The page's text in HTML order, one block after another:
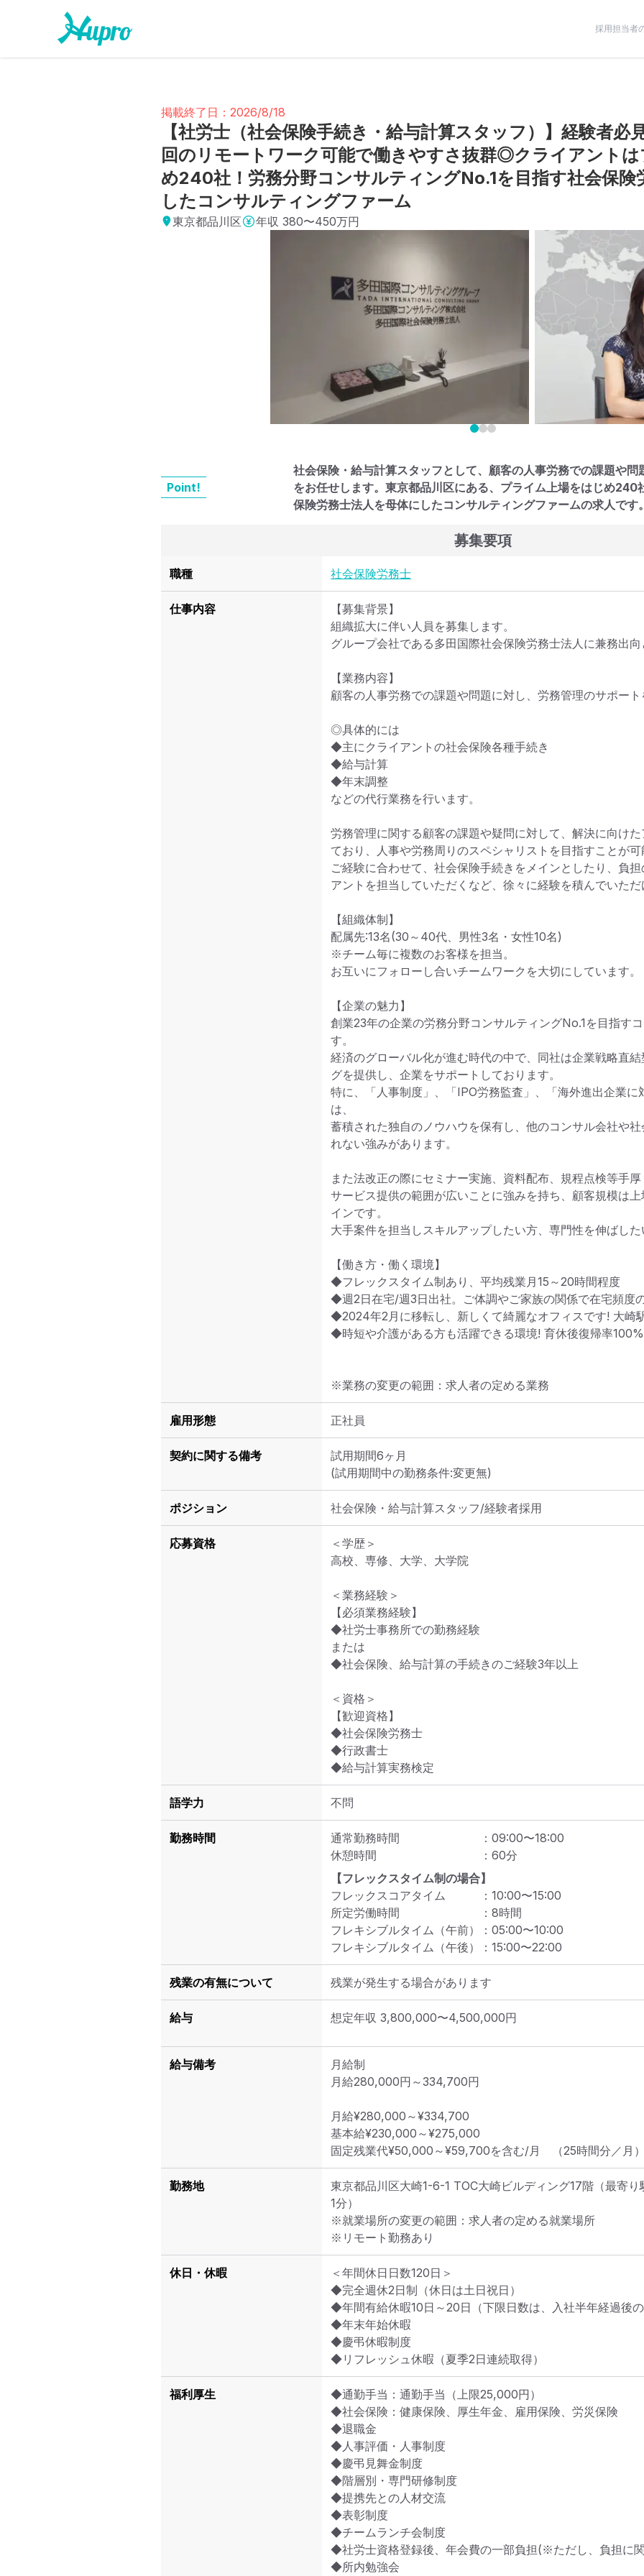
採用担当者
掲載終了日：2026/8/18
【社労士（社会保険手続き・給与計算スタッフ）】経験者必
回のリモートワーク可能で働きやすさ抜群◎クライアント
め240社！労務分野コンサルティングNo.1を目指す社会保険
したコンサルティングファーム
東京都品川区 年収 380〜450万円
Point!
社会保険・給与計算スタッフとして、顧客の人事労務での課題や問
をお任せします。東京都品川区にある、プライム上場をはじめ240
保険労務士法人を母体にしたコンサルティングファームの求人です。
募集要項
職種 社会保険労務士
仕事内容
【募集背景】
組織拡大に伴い人員を募集します。
グループ会社である多田国際社会保険労務士法人に兼務出向
【業務内容】
顧客の人事労務での課題や問題に対し、労務管理のサポート
◎具体的には
◆主にクライアントの社会保険各種手続き
◆給与計算
◆年末調整
などの代行業務を行います。
労務管理に関する顧客の課題や疑問に対して、解決に向け
ており、人事や労務周りのスペシャリストを目指すことが可
ご経験に合わせて、社会保険手続きをメインとしたり、負
アントを担当していただくなど、徐々に経験を積んでいただ
【組織体制】
配属先:13名(30～40代、男性3名・女性10名)
※チーム毎に複数のお客様を担当。
お互いにフォローし合いチームワークを大切にしています。
【企業の魅力】
創業23年の企業の労務分野コンサルティングNo.1を目指す
す。
経済のグローバル化が進む時代の中で、同社は企業戦略直
グを提供し、企業をサポートしております。
特に、「人事制度」、「IPO労務監査」、「海外進出企業に
は、
蓄積された独自のノウハウを保有し、他のコンサル会社や
れない強みがあります。
また法改正の際にセミナー実施、資料配布、規程点検等手厚
サービス提供の範囲が広いことに強みを持ち、顧客規模は
インです。
大手案件を担当しスキルアップしたい方、専門性を伸ばした
【働き方・働く環境】
◆フレックスタイム制あり、平均残業月15～20時間程度
◆週2日在宅/週3日出社。ご体調やご家族の関係で在宅頻度
◆2024年2月に移転し、新しくて綺麗なオフィスです! 大崎
◆時短や介護がある方も活躍できる環境! 育休後復帰率100%
※業務の変更の範囲：求人者の定める業務
雇用形態 正社員
契約に関する備考
試用期間6ヶ月
(試用期間中の勤務条件:変更無)
ポジション 社会保険・給与計算スタッフ/経験者採用
応募資格
＜学歴＞
高校、専修、大学、大学院
＜業務経験＞
【必須業務経験】
◆社労士事務所での勤務経験
または
◆社会保険、給与計算の手続きのご経験3年以上
＜資格＞
【歓迎資格】
◆社会保険労務士
◆行政書士
◆給与計算実務検定
語学力 不問
勤務時間 通常勤務時間 ： 09:00〜18:00
休憩時間
： 60分
【フレックスタイム制の場合】
フレックスコアタイム
： 10:00〜15:00
所定労働時間
： 8時間
フレキシブルタイム（午前）
： 05:00〜10:00
フレキシブルタイム（午後）
： 15:00〜22:00
残業の有無について 残業が発生する場合があります
給与 想定年収 3,800,000〜4,500,000円
給与備考
月給制
月給280,000円～334,700円
月給¥280,000～¥334,700
基本給¥230,000～¥275,000
固定残業代¥50,000～¥59,700を含む/月　（25時間分／月）
勤務地 東京都品川区大崎1-6-1 TOC大崎ビルディング17階 （最寄
1分）
※就業場所の変更の範囲：求人者の定める就業場所
※リモート勤務あり
休日・休暇
＜年間休日日数120日＞
◆完全週休2日制（休日は土日祝日）
◆年間有給休暇10日～20日（下限日数は、入社半年経過後の
◆年末年始休暇
◆慶弔休暇制度
◆リフレッシュ休暇（夏季2日連続取得）
福利厚生
◆通勤手当：通勤手当（上限25,000円）
◆社会保険：健康保険、厚生年金、雇用保険、労災保険
◆退職金
◆人事評価・人事制度
◆慶弔見舞金制度
◆階層別・専門研修制度
◆提携先との人材交流
◆表彰制度
◆チームランチ会制度
◆社労士資格登録後、年会費の一部負担(※ただし、負担に
◆所内勉強会